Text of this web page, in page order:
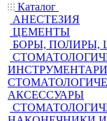
Каталог
АНЕСТЕЗИЯ
ЦЕМЕНТЫ
БОРЫ, ПОЛИРЫ,
АКСЕССУАРЫ